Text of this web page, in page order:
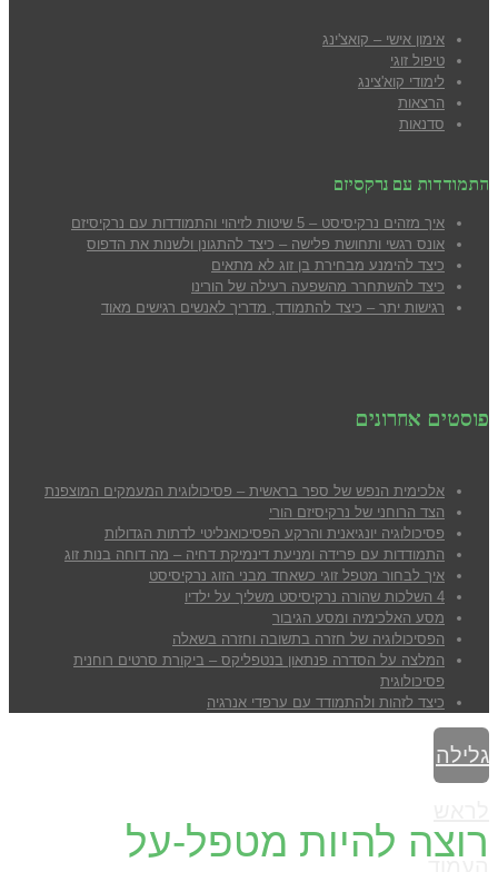
אימון אישי – קואצ'ינג
טיפול זוגי
לימודי קוא'צינג
הרצאות
סדנאות
התמודדות עם נרקסיזם
איך מזהים נרקיסיסט – 5 שיטות לזיהוי והתמודדות עם נרקיסיזם
אונס רגשי ותחושת פלישה – כיצד להתגונן ולשנות את הדפוס
כיצד להימנע מבחירת בן זוג לא מתאים
כיצד להשתחרר מהשפעה רעילה של הורינו
רגישות יתר – כיצד להתמודד, מדריך לאנשים רגישים מאוד
פוסטים אחרונים
אלכימית הנפש של ספר בראשית – פסיכולוגית המעמקים המוצפנת
הצד הרוחני של נרקיסיזם הורי
פסיכולוגיה יונגיאנית והרקע הפסיכואנליטי לדתות הגדולות
התמודדות עם פרידה ומניעת דינמיקת דחיה – מה דוחה בנות זוג
איך לבחור מטפל זוגי כשאחד מבני הזוג נרקיסיסט
4 השלכות שהורה נרקיסיסט משליך על ילדיו
מסע האלכימיה ומסע הגיבור
הפסיכולוגיה של חזרה בתשובה וחזרה בשאלה
המלצה על הסדרה פנתאון בנטפליקס – ביקורת סרטים רוחנית
פסיכולוגית
כיצד לזהות ולהתמודד עם ערפדי אנרגיה
גלילה
רוצה להיות מטפל-על